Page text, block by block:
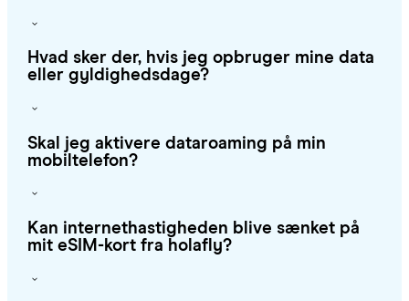
Hvad sker der, hvis jeg opbruger mine data
eller gyldighedsdage?
Skal jeg aktivere dataroaming på min
mobiltelefon?
Kan internethastigheden blive sænket på
mit eSIM-kort fra holafly?